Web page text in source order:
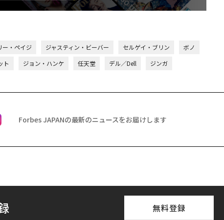
ー・ペイジ ジャスティン・ビーバー セルゲイ・ブリン
ボノ
ト ジョン・ハンケ 任天堂 デル／Dell ジンガ
Forbes JAPANの最新のニュースをお届けします
無料登録